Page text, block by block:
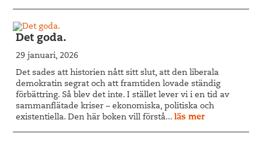
Det goda.
29 januari, 2026
Det sades att historien nått sitt slut, att den liberala
demokratin segrat och att framtiden lovade ständig
förbättring. Så blev det inte. I stället lever vi i en tid av
sammanflätade kriser – ekonomiska, politiska och
existentiella. Den här boken vill förstå...läs mer